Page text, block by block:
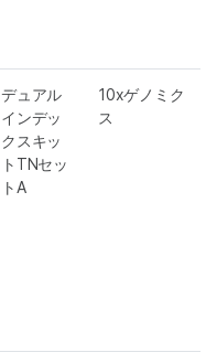
デュアル
インデッ
クスキッ
トTNセッ
トA
10xゲノミク
ス